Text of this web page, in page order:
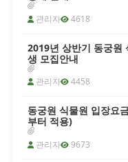
화됨에 따라 다음
동궁원 홈페이지에
DB 삭제소중한 개
위한 조치이니 많
: 054-779-8729
경주 라원입니다.
하여 8월 2일(일) '
내드리니 이용에
관리자 4618
2019년 상반기 동궁원
생 모집안내
관리자 4458
동궁원 식물원 입장요
부터 적용)
관리자 9673